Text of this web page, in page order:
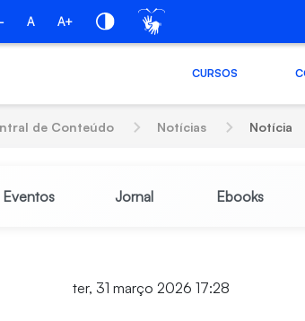
A A+
CURSOS
de Conteúdo Notícias Notícia
Eventos Jornal Ebooks
ter, 31 março 2026 17:28